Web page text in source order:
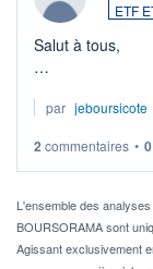
ETF
Salut à tous,
via un ETF
Idéalement, je
Pour l' ...
par jeboursicote
2 commentaires • 0
L'ensemble des
BOURSORAMA sont
Agissant exclusivement